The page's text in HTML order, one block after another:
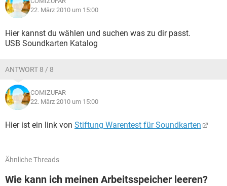
22. März 2010 um 15:00
Hier kannst du wählen und suchen was zu dir passt.
USB Soundkarten Katalog
ANTWORT 8 / 8
COMIZUFAR
22. März 2010 um 15:00
Hier ist ein link von Stiftung Warentest für Soundkarten
Ähnliche Threads
Wie kann ich meinen Arbeitsspeicher leeren?